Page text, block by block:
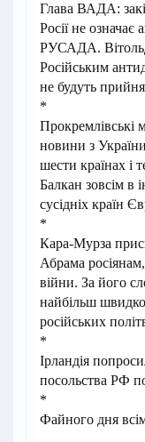
Глава ВАДА:
Росії не означає
РУСАДА.
Російським
не будуть
*
Прокремлівські
новини з
шести країнах і
Балкан зовсім в
сусідніх країн
*
Кара-Мурза
Абрама
війни. За його
найбільш
російських
*
Ірландія
посольства РФ
*
Файного дня